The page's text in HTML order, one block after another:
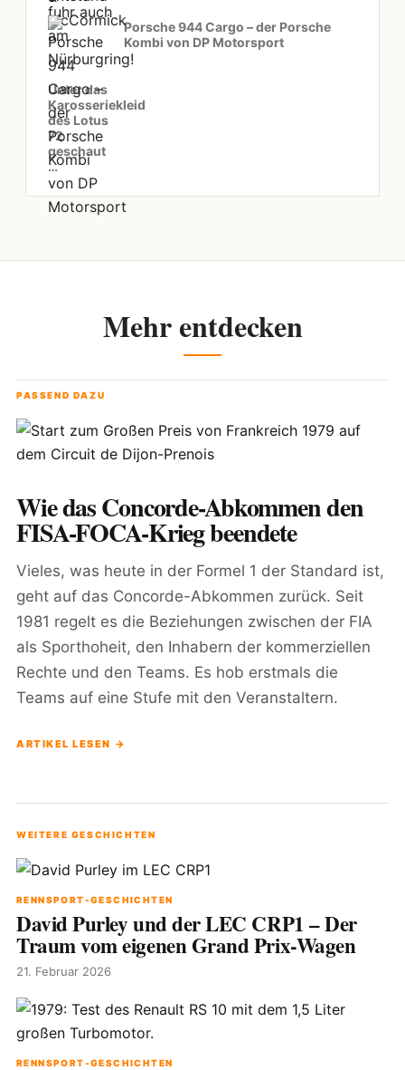
Porsche 944 Cargo – der Porsche
Kombi von DP Motorsport
Unter das
Karosseriekleid
des Lotus
72
geschaut
…
Mehr entdecken
PASSEND DAZU
Wie das Concorde-Abkommen den
FISA-FOCA-Krieg beendete
Vieles, was heute in der Formel 1 der Standard ist,
geht auf das Concorde-Abkommen zurück. Seit
1981 regelt es die Beziehungen zwischen der FIA
als Sporthoheit, den Inhabern der kommerziellen
Rechte und den Teams. Es hob erstmals die
Teams auf eine Stufe mit den Veranstaltern.
ARTIKEL LESEN →
WEITERE GESCHICHTEN
RENNSPORT-GESCHICHTEN
David Purley und der LEC CRP1 – Der
Traum vom eigenen Grand Prix-Wagen
21. Februar 2026
RENNSPORT-GESCHICHTEN